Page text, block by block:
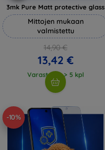
3mk Pure Matt protective glass
Mittojen mukaan
valmistettu
14,90 €
13,42 €
Varastossa > 5 kpl
-10%